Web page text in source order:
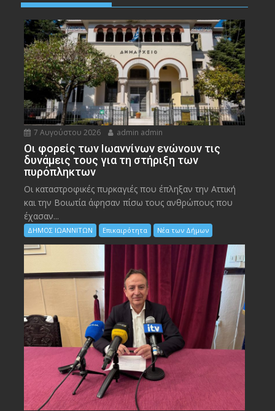
7 Αυγούστου 2026 admin admin
Οι φορείς των Ιωαννίνων ενώνουν τις
δυνάμεις τους για τη στήριξη των
πυρόπληκτων
Οι καταστροφικές πυρκαγιές που έπληξαν την Αττική
και την Bοιωτία άφησαν πίσω τους ανθρώπους που
έχασαν...
ΔΗΜΟΣ ΙΩΑΝΝΙΤΩΝ Επικαιρότητα Νέα των Δήμων